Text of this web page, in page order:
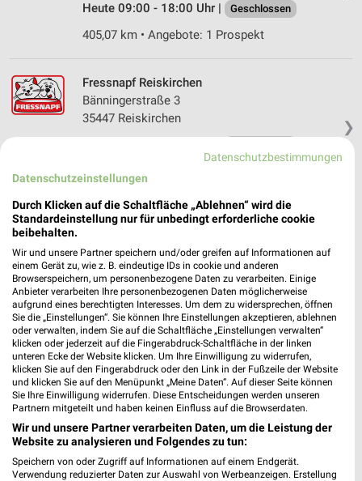
Heute 09:00 - 18:00 Uhr |
Geschlossen
405,07 km • Angebote: 1 Prospekt
❯
Fressnapf Reiskirchen
Bänningerstraße 3
35447 Reiskirchen
382,36 km • Angebote: 1 Prospekt
Fressnapf Linden
35440 Linden
Heute 09:00 - 18:00 Uhr | Geschlossen
395,54 km • Angebote: 1 Prospekt
zookauf Linden
Tannenweg 97
35440 Linden
394,63 km • Angebote: 1 Prospekt
Datenschutzbestimmungen
Datenschutzeinstellungen
Durch Klicken auf die Schaltfläche „Ablehnen“ wird die
Standardeinstellung nur für unbedingt erforderliche cookie
beibehalten.
Wir und unsere Partner speichern und/oder greifen auf Informationen auf
einem Gerät zu, wie z. B. eindeutige IDs in cookie und anderen
Browserspeichern, um personenbezogene Daten zu verarbeiten. Einige
Anbieter verarbeiten Ihre personenbezogenen Daten möglicherweise
aufgrund eines berechtigten Interesses. Um dem zu widersprechen, öffnen
Sie die „Einstellungen“. Sie können Ihre Einstellungen akzeptieren, ablehnen
oder verwalten, indem Sie auf die Schaltfläche „Einstellungen verwalten“
klicken oder jederzeit auf die Fingerabdruck-Schaltfläche in der linken
unteren Ecke der Website klicken. Um Ihre Einwilligung zu widerrufen,
klicken Sie auf den Fingerabdruck oder den Link in der Fußzeile der Website
und klicken Sie auf den Menüpunkt „Meine Daten“. Auf dieser Seite können
Sie Ihre Einwilligung widerrufen. Diese Entscheidungen werden unseren
Partnern mitgeteilt und haben keinen Einfluss auf die Browserdaten.
Wir und unsere Partner verarbeiten Daten, um die Leistung der
Website zu analysieren und Folgendes zu tun:
Speichern von oder Zugriff auf Informationen auf einem Endgerät.
Verwendung reduzierter Daten zur Auswahl von Werbeanzeigen. Erstellung